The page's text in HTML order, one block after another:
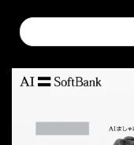
Conduct
a